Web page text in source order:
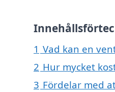
1 Vad kan en
2 Hur mycket
3 Fördelar med